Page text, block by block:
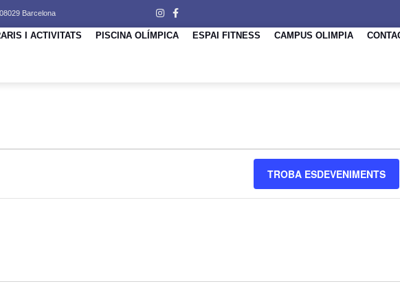
Barcelona
I ACTIVITATS PISCINA OLÍMPICA ESPAI FITNESS CAMPUS OLIMPIA
TROBA ESDEVENIMENTS